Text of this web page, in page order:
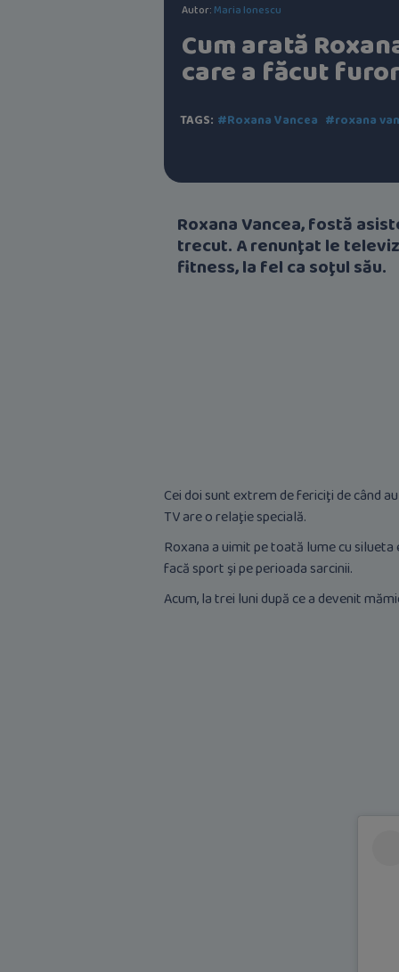
Autor: Maria Ionescu
Cum arată
care a făcut
TAGS: #Roxana Vancea #roxana
Roxana Vancea, fostă
trecut. A renunţat le
fitness, la fel ca soţul său.
Cei doi sunt extrem de fericiţi de când
TV are o relaţie specială.
Roxana a uimit pe toată lume cu
facă sport şi pe perioada sarcinii.
Acum, la trei luni după ce a devenit